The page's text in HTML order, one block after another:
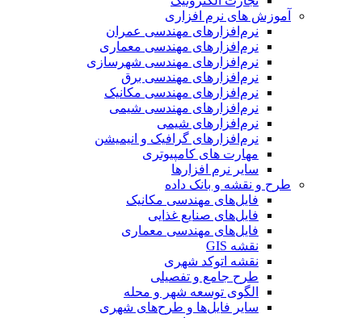
آموزش های نرم افزاری
نرم‌افزارهای مهندسی عمران
نرم‌افزارهای مهندسی معماری
نرم‌افزارهای مهندسی شهرسازی
نرم‌افزارهای مهندسی برق
نرم‌افزارهای مهندسی مکانیک
نرم‌افزارهای مهندسی شیمی
نرم‌افزارهای شیمی
نرم‌افزارهای گرافیک و انیمیشن
مهارت های کامپیوتری
سایر نرم افزارها
طرح و نقشه و بانک داده
فایل‌های مهندسی مکانیک
فایل‌های صنایع غذایی
فایل‌های مهندسی معماری
نقشه GIS
نقشه اتوکد شهری
طرح جامع و تفصیلی
الگوی توسعه شهر و محله
سایر فایل‌ها و طرح‌های شهری